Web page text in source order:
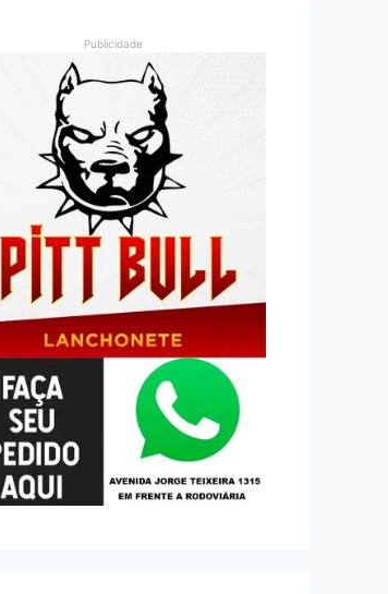
Publicidade